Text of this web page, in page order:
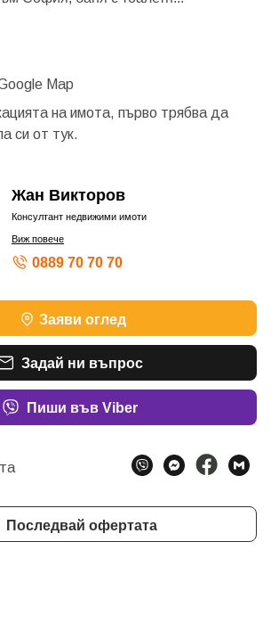
на имота, първо трябва да
си от тук.
Жан Викторов
Консултант недвижими имоти
Виж повече
0889 70 70 70
Заяви оглед
Задай ни въпрос
Пиши във Viber
Последвай офертата